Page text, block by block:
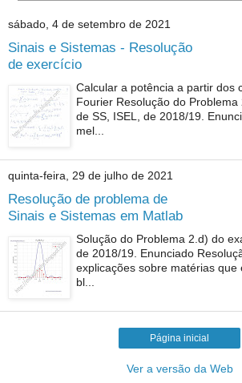
sábado, 4 de setembro de 2021
Sinais e Sistemas - Resolução
de exercício
Calcular a potência a partir dos
Fourier Resolução do
de SS, ISEL, de 2018/19.
mel...
quinta-feira, 29 de julho de 2021
Resolução de problema de
Sinais e Sistemas em Matlab
Solução do Problema 2.d) do
de 2018/19. Enunciado
explicações sobre matérias que
bl...
Página inicial
Ver a versão da Web